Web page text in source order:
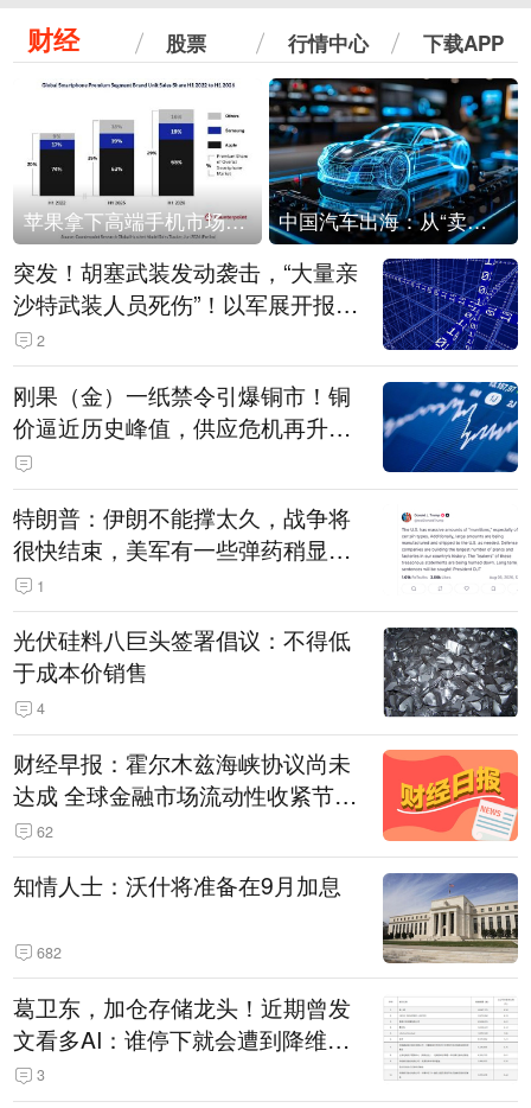
财经 股票 行情中心 下载APP
苹果拿下高端手机市场65%的份额：iPhone 17系列功不可没 中国汽车出海：从“卖出去”到“走进去”
突发！胡塞武装发动袭击，“大量亲
沙特武装人员死伤”！以军展开报复
性空袭
2
刚果（金）一纸禁令引爆铜市！铜
价逼近历史峰值，供应危机再升
级？
特朗普：伊朗不能撑太久，战争将
很快结束，美军有一些弹药稍显紧
张！伊朗公布拟议的海峡管理文本
1
光伏硅料八巨头签署倡议：不得低
于成本价销售
4
财经早报：霍尔木兹海峡协议尚未
达成 全球金融市场流动性收紧节奏
暂缓
62
知情人士：沃什将准备在9月加息
682
葛卫东，加仓存储龙头！近期曾发
文看多AI：谁停下就会遭到降维打
击 3